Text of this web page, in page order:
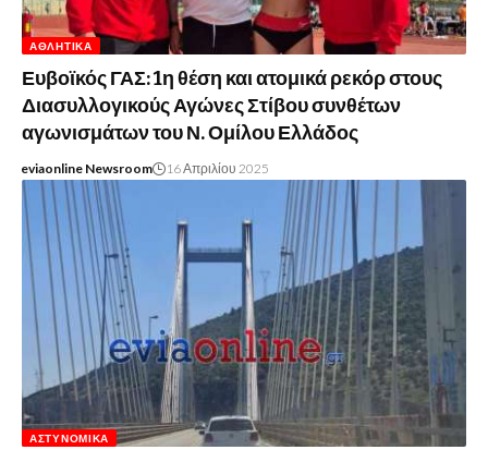
ΑΘΛΗΤΙΚΆ
Ευβοϊκός ΓΑΣ: 1η θέση και ατομικά ρεκόρ στους
Διασυλλογικούς Αγώνες Στίβου συνθέτων
αγωνισμάτων του Ν. Ομίλου Ελλάδος
eviaonline Newsroom 16 Απριλίου 2025
ΑΣΤΥΝΟΜΙΚΆ